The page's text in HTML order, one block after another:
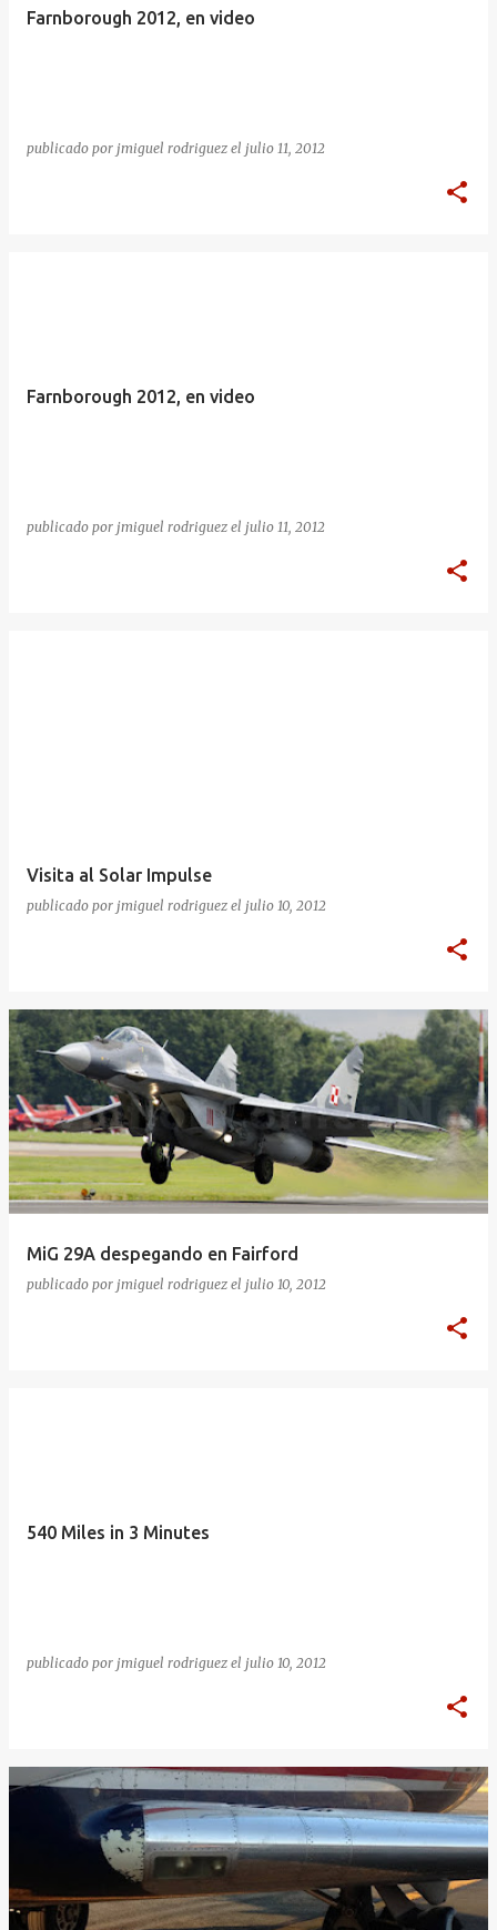
Farnborough 2012, en video
publicado por jmiguel rodriguez el julio 11, 2012
Farnborough 2012, en video
publicado por jmiguel rodriguez el julio 11, 2012
Visita al Solar Impulse
publicado por jmiguel rodriguez el julio 10, 2012
MiG 29A despegando en Fairford
publicado por jmiguel rodriguez el julio 10, 2012
540 Miles in 3 Minutes
publicado por jmiguel rodriguez el julio 10, 2012